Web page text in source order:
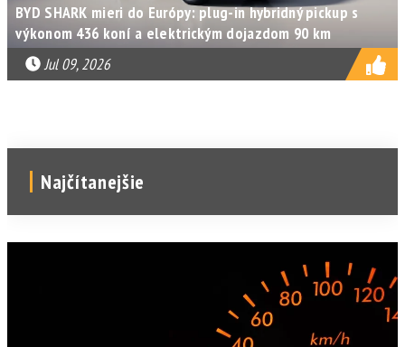
BYD SHARK mieri do Európy: plug-in hybridný pickup s
výkonom 436 koní a elektrickým dojazdom 90 km
Jul 09, 2026
Najčítanejšie